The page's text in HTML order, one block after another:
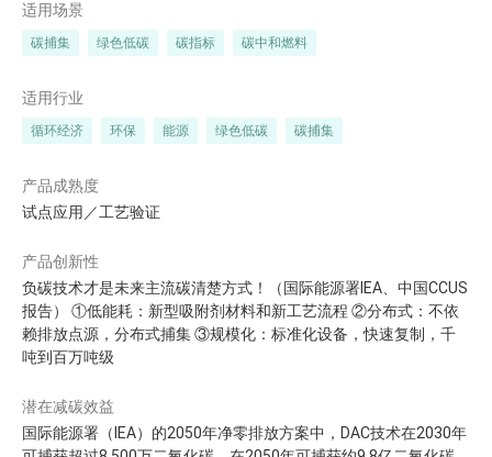
适用场景
碳捕集 绿色低碳 碳指标 碳中和燃料
适用行业
循环经济 环保 能源 绿色低碳 碳捕集
产品成熟度
试点应用／工艺验证
产品创新性
负碳技术才是未来主流碳清楚方式！（国际能源署IEA、中国CCUS
报告） ①低能耗：新型吸附剂材料和新工艺流程 ②分布式：不依
赖排放点源，分布式捕集 ③规模化：标准化设备，快速复制，千
吨到百万吨级
潜在减碳效益
国际能源署（IEA）的2050年净零排放方案中，DAC技术在2030年